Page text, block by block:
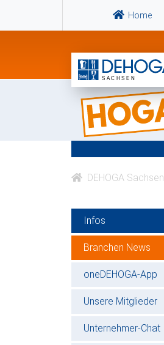
Home
DEHOGA Sachsen
Infos
Branchen News
oneDEHOGA-App
Unsere Mitglieder
Unternehmer-Chat